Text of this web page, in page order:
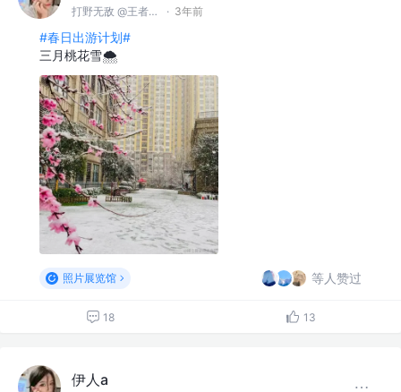
打野无敌 @王者峡谷 · 3年前
#春日出游计划#
三月桃花雪🌨️
照片展览馆 等人赞过
18 13
伊人a